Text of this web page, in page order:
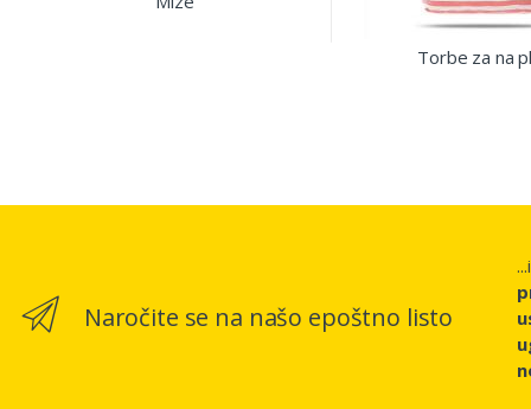
Torbe za na
Naročite se na našo epoštno listo